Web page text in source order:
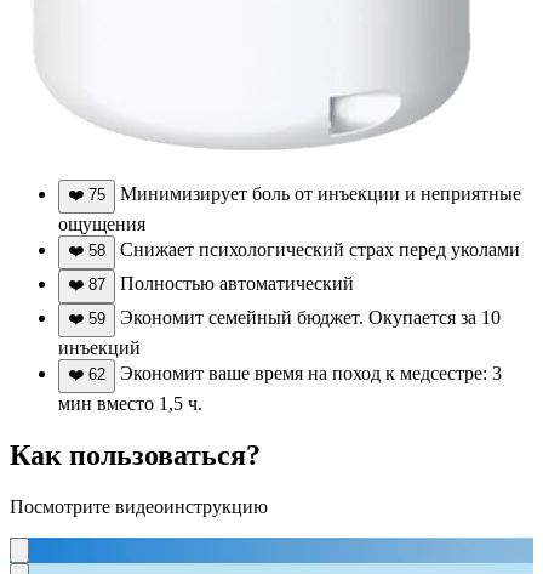
❤️ 75
Минимизирует боль от инъекции и неприятные
ощущения
❤️ 58 Снижает психологический страх перед уколами
❤️ 87 Полностью автоматический
❤️ 59
Экономит семейный бюджет. Окупается за 10
инъекций
❤️ 62
Экономит ваше время на поход к медсестре: 3
мин вместо 1,5 ч.
Как пользоваться?
Посмотрите видеоинструкцию